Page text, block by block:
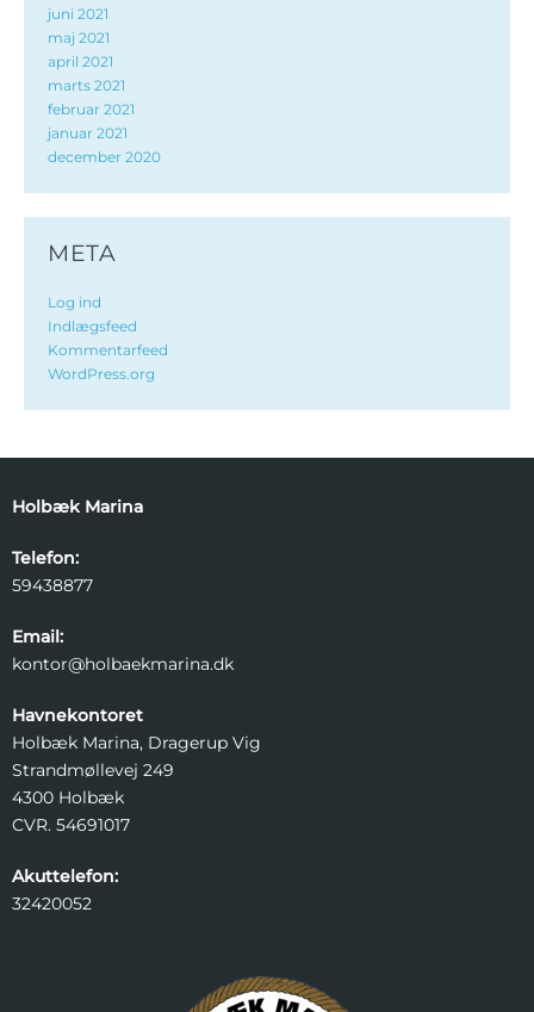
juni 2021
maj 2021
april 2021
marts 2021
februar 2021
januar 2021
december 2020
META
Log ind
Indlægsfeed
Kommentarfeed
WordPress.org
Holbæk Marina
Telefon:
59438877
Email:
kontor@holbaekmarina.dk
Havnekontoret
Holbæk Marina, Dragerup Vig
Strandmøllevej 249
4300 Holbæk
CVR. 54691017
Akuttelefon:
32420052